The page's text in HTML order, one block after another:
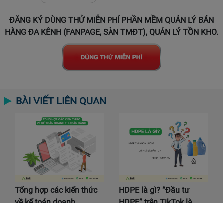
ĐĂNG KÝ DÙNG THỬ MIỄN PHÍ PHẦN MỀM QUẢN LÝ BÁN
HÀNG ĐA KÊNH (FANPAGE, SÀN TMĐT), QUẢN LÝ TỒN KHO.
BÀI VIẾT LIÊN QUAN
Tổng hợp các kiến thức
HDPE là gì? “Đầu tư